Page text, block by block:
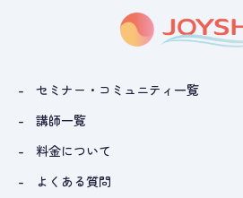
セミナー・コミュニティ一覧
講師一覧
料金について
よくある質問